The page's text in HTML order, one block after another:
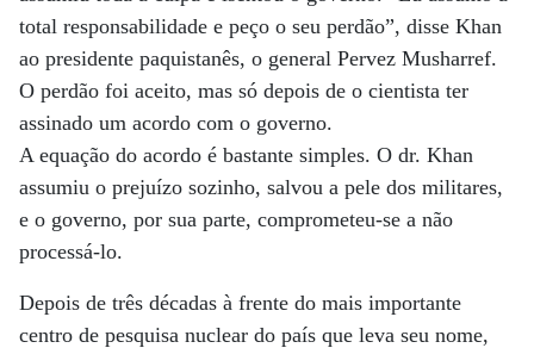
total responsabilidade e peço o seu perdão”, disse Khan
ao presidente paquistanês, o general Pervez Musharref.
O perdão foi aceito, mas só depois de o cientista ter
assinado um acordo com o governo.
A equação do acordo é bastante simples. O dr. Khan
assumiu o prejuízo sozinho, salvou a pele dos militares,
e o governo, por sua parte, comprometeu-se a não
processá-lo.
Depois de três décadas à frente do mais importante
centro de pesquisa nuclear do país que leva seu nome,